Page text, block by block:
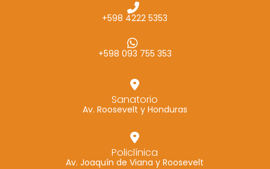
+598 4222 5353
+598 093 755 353
Sanatorio
Av. Roosevelt y Honduras
Policlínica
Av. Joaquín de Viana y Roosevelt